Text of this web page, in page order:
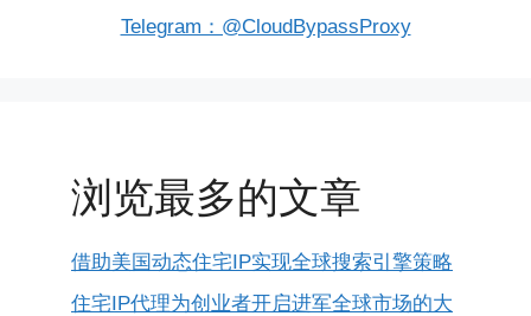
Telegram：@CloudBypassProxy
浏览最多的文章
借助美国动态住宅IP实现全球搜索引擎策略
住宅IP代理为创业者开启进军全球市场的大